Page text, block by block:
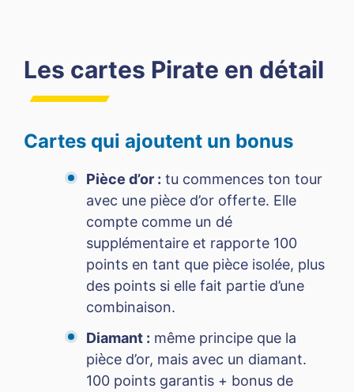
Les cartes Pirate en détail
Cartes qui ajoutent un bonus
Pièce d’or : tu commences ton tour
avec une pièce d’or offerte. Elle
compte comme un dé
supplémentaire et rapporte 100
points en tant que pièce isolée, plus
des points si elle fait partie d’une
combinaison.
Diamant : même principe que la
pièce d’or, mais avec un diamant.
100 points garantis + bonus de